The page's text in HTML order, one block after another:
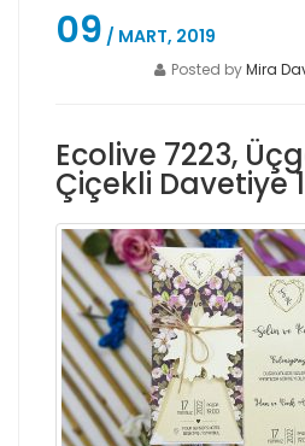
09 / MART, 2019
Posted byMira
Ecolive 7223,
Çiçekli Davetiye 1